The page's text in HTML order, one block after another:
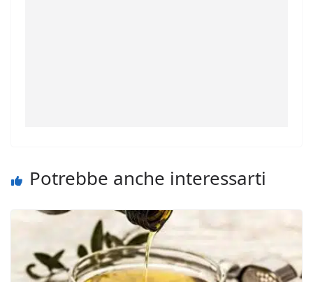
Potrebbe anche interessarti